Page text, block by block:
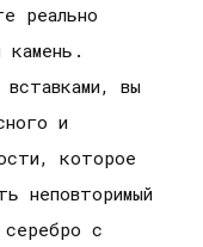
реально
камень.
вы
и
которое
неповторимый
с